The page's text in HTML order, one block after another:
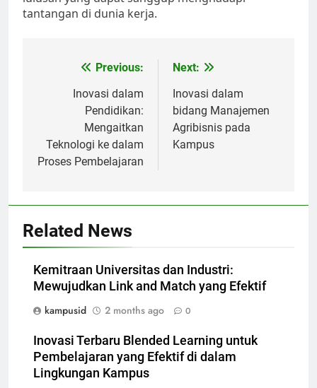
tantangan di dunia kerja.
navigation
Previous:
Inovasi dalam
Pendidikan:
Mengaitkan
Teknologi ke dalam
Proses Pembelajaran
Next:
Inovasi dalam
bidang Manajemen
Agribisnis pada
Kampus
Related News
Kemitraan Universitas dan Industri:
Mewujudkan Link and Match yang Efektif
kampusid
2 months ago 0
Inovasi Terbaru Blended Learning untuk
Pembelajaran yang Efektif di dalam
Lingkungan Kampus